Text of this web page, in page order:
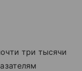
три тысячи